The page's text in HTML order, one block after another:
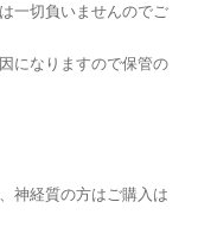
一切負いませんのでご
になりますので保管の
神経質の方はご購入は